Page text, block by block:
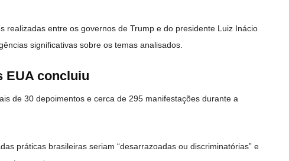
realizadas entre os governos de Trump e do presidente Luiz Inácio
significativas sobre os temas analisados.
EUA concluiu
de 30 depoimentos e cerca de 295 manifestações durante a
práticas brasileiras seriam “desarrazoadas ou discriminatórias” e